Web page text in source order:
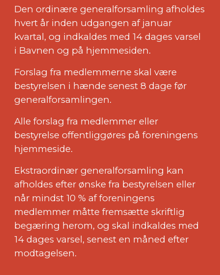
Den ordinære generalforsamling afholdes
hvert år inden udgangen af januar
kvartal, og indkaldes med 14 dages varsel
i Bavnen og på hjemmesiden.
Forslag fra medlemmerne skal være
bestyrelsen i hænde senest 8 dage før
generalforsamlingen.
Alle forslag fra medlemmer eller
bestyrelse offentliggøres på foreningens
hjemmeside.
Ekstraordinær generalforsamling kan
afholdes efter ønske fra bestyrelsen eller
når mindst 10 % af foreningens
medlemmer måtte fremsætte skriftlig
begæring herom, og skal indkaldes med
14 dages varsel, senest en måned efter
modtagelsen.